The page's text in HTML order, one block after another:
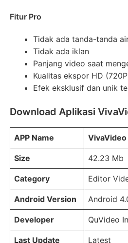
Fitur Pro
Tidak ada tanda-tanda
Tidak ada iklan
Panjang video saat
Kualitas ekspor HD
Efek eksklusif dan unik
Download Aplikasi
APP Name
Size 42.23 Mb
Category Editor
Android Version Android
Developer QuVideo
Last Update Latest